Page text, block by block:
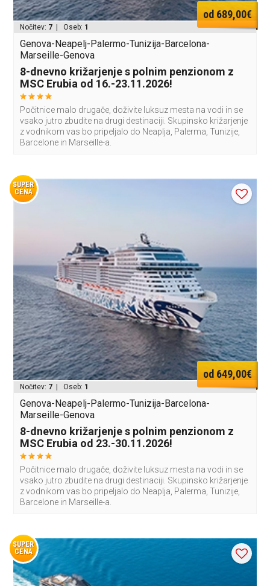
od 689,00€
Nočitev: 7 | Oseb: 1
Genova-Neapelj-Palermo-Tunizija-Barcelona-
Marseille-Genova
8-dnevno križarjenje s polnim penzionom z
MSC Erubia od 16.-23.11.2026!
Počitnice malo drugače, doživite luksuz mesta na vodi in se
vsako jutro zbudite na drugi destinaciji. Skupinsko križarjenje
z vodnikom vas bo pripeljalo do Neaplja, Palerma, Tunizije,
Barcelone in Marseille-a.
SUPER
CENA
od 649,00€
Nočitev: 7 | Oseb: 1
Genova-Neapelj-Palermo-Tunizija-Barcelona-
Marseille-Genova
8-dnevno križarjenje s polnim penzionom z
MSC Erubia od 23.-30.11.2026!
Počitnice malo drugače, doživite luksuz mesta na vodi in se
vsako jutro zbudite na drugi destinaciji. Skupinsko križarjenje
z vodnikom vas bo pripeljalo do Neaplja, Palerma, Tunizije,
Barcelone in Marseille-a.
SUPER
CENA